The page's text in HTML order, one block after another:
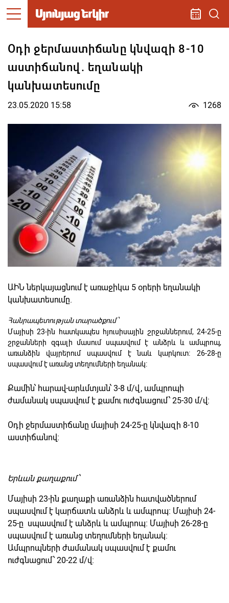
Օդի ջերմաստիճանը կնվազի 8-10
աստիճանով. եղանակի
կանխատեսումը
23.05.2020 15:58 1268
ԱԻՆ ներկայացնում է առաջիկա 5 օրերի եղանակի
կանխատեսումը.
Հանրապետության տարածքում՝
Մայիսի 23-ին հատկապես հյուսիսային շրջաններում, 24-25-ը
շրջանների զգալի մասում սպասվում է անձրև և ամպրոպ,
առանձին վայրերում սպասվում է նաև կարկուտ։ 26-28-ը
սպասվում է առանց տեղումների եղանակ:
Քամին՝ հարավ-արևմտյան՝ 3-8 մ/վ, ամպրոպի
ժամանակ սպասվում է քամու ուժգնացում՝ 25-30 մ/վ:
Օդի ջերմաստիճանը մայիսի 24-25-ը կնվազի 8-10
աստիճանով։
Երևան քաղաքում՝
Մայիսի 23-ին քաղաքի առանձին հատվածներում
սպասվում է կարճատև անձրև և ամպրոպ։ Մայիսի 24-
25-ը սպասվում է անձրև և ամպրոպ։ Մայիսի 26-28-ը
սպասվում է առանց տեղումների եղանակ:
Ամպրոպների ժամանակ սպասվում է քամու
ուժգնացում՝ 20-22 մ/վ։